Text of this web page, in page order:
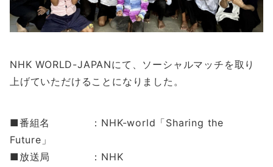
NHK WORLD-JAPANにて、ソーシャルマッチを取り
上げていただけることになりました。
■番組名 ：NHK-world「Sharing the
Future」
■放送局 ：NHK